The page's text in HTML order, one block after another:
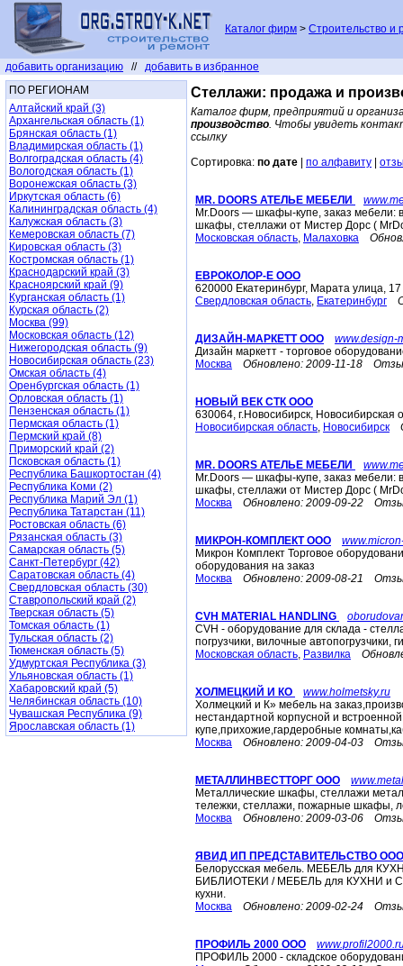
Каталог фирм > Строительство и
добавить организацию // добавить в избранное
ПО РЕГИОНАМ
Алтайский край (3)
Архангельская область (1)
Брянская область (1)
Владимирская область (1)
Волгоградская область (4)
Вологодская область (1)
Воронежская область (3)
Иркутская область (6)
Калининградская область (4)
Калужская область (3)
Кемеровская область (7)
Кировская область (3)
Костромская область (1)
Краснодарский край (3)
Красноярский край (9)
Курганская область (1)
Курская область (2)
Москва (99)
Московская область (12)
Нижегородская область (9)
Новосибирская область (23)
Омская область (4)
Оренбургская область (1)
Орловская область (1)
Пензенская область (1)
Пермская область (1)
Пермский край (8)
Приморский край (2)
Псковская область (1)
Республика Башкортостан (4)
Республика Коми (2)
Республика Марий Эл (1)
Республика Татарстан (11)
Ростовская область (6)
Рязанская область (3)
Самарская область (5)
Санкт-Петербург (42)
Саратовская область (4)
Свердловская область (30)
Ставропольский край (2)
Тверская область (5)
Томская область (1)
Тульская область (2)
Тюменская область (5)
Удмуртская Республика (3)
Ульяновская область (1)
Хабаровский край (5)
Челябинская область (10)
Чувашская Республика (9)
Ярославская область (1)
Стеллажи: продажа и
Каталог фирм, предприятий и
производство. Чтобы увидеть
ссылку
Сортировка: по дате по алфавиту
MR. DOORS АТЕЛЬЕ МЕБЕЛИ
Mr.Doors — шкафы-купе, заказ мебели:
шкафы, стеллажи от Мистер Дорс (
Московская область, Малаховка
ЕВРОКОЛОР-Е ООО
620000 Екатеринбург, Марата улица, 17
Свердловская область, Екатеринбург
ДИЗАЙН-МАРКЕТТ ООО
www.design-
Дизайн маркетт - торговое
Москва
Обновлено: 2009-11-18
НОВЫЙ ВЕК СТК ООО
630064, г.Новосибирск, Новосибирская
Новосибирская область, Новосибирск
MR. DOORS АТЕЛЬЕ МЕБЕЛИ
Mr.Doors — шкафы-купе, заказ мебели:
шкафы, стеллажи от Мистер Дорс (
Москва
Обновлено: 2009-09-22
МИКРОН-КОМПЛЕКТ ООО
Микрон Комплект Торговое
оборудования на заказ
Москва
Обновлено: 2009-08-21
CVH MATERIAL HANDLING
CVH - оборудование для склада -
погрузчики, вилочные автопогрузчики,
Московская область, Развилка
ХОЛМЕЦКИЙ И КО
www.holmetsky.ru
Холмецкий и К» мебель на
нестандартной корпусной и
купе,прихожие,гардеробные
Москва
Обновлено: 2009-04-03
МЕТАЛЛИНВЕСТТОРГ ООО
Металлические шкафы, стеллажи
тележки, стеллажи, пожарные шкафы,
Москва
Обновлено: 2009-03-06
ЯВИД ИП ПРЕДСТАВИТЕЛЬСТВО ООО
Белорусская мебель. МЕБЕЛЬ для
БИБЛИОТЕКИ / МЕБЕЛЬ для КУХНИ и
кухни.
Москва
Обновлено: 2009-02-24
ПРОФИЛЬ 2000 ООО
ПРОФИЛЬ 2000 - складское